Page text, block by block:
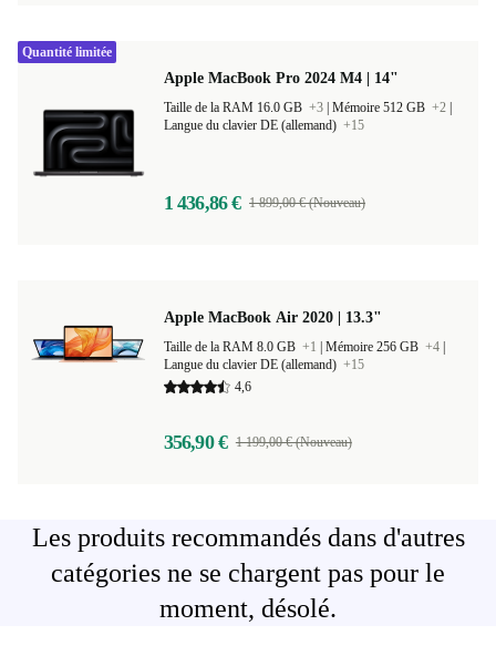
Apple MacBook Pro 2024 M4 | 14"
Taille de la RAM 16.0 GB +3 Mémoire 512 GB +2
Langue du clavier DE (allemand) +15
1 436,86 € 1 899,00 € (Nouveau)
Quantité limitée
Apple MacBook Air 2020 | 13.3"
Taille de la RAM 8.0 GB +1 Mémoire 256 GB +4
Langue du clavier DE (allemand) +15
4,6
356,90 € 1 199,00 € (Nouveau)
Les produits recommandés dans d'autres
catégories ne se chargent pas pour le
moment, désolé.